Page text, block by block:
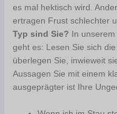
es mal hektisch wird.
ertragen Frust schlechter
Typ sind Sie? In
geht es: Lesen Sie sich
überlegen Sie, inwieweit
Aussagen Sie mit einem
ausgeprägter ist Ihre